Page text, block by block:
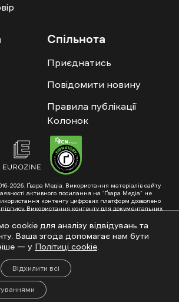
Спільнота
Приєднатись
Повідомити новину
Правила публікації
Колонок
2026. Ґвара Медіа. Використання матеріалів сайту
активного посилання на “Ґвара Медіа” не
контенту цифрових платформ дозволено
підпису. Використання контенту для документальних
ідентифікатор медіа – R40-01353. Поштова
61057, Харків, вул. Гоголя, 14, абонентська скринька
– hello@gwaramedia.com
cookie для аналізу відвідувань та
Ваша згода допомагає нам бути
— у Політиці cookie
Відхилити всі